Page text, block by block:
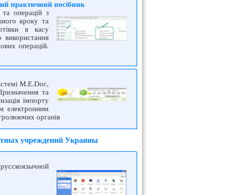
практичний посібник
та операцій з
кроку та
в касу
використання
операцій.
M.E.Doc,
та
імпорту
електронним
органів
учреждений Украины